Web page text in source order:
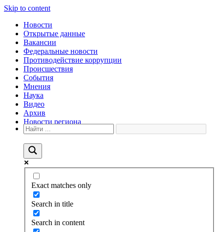
Skip to content
Новости
Открытые данные
Вакансии
Федеральные новости
Противодействие коррупции
Происшествия
События
Мнения
Наука
Видео
Архив
Новости региона
Exact matches only
Search in title
Search in content